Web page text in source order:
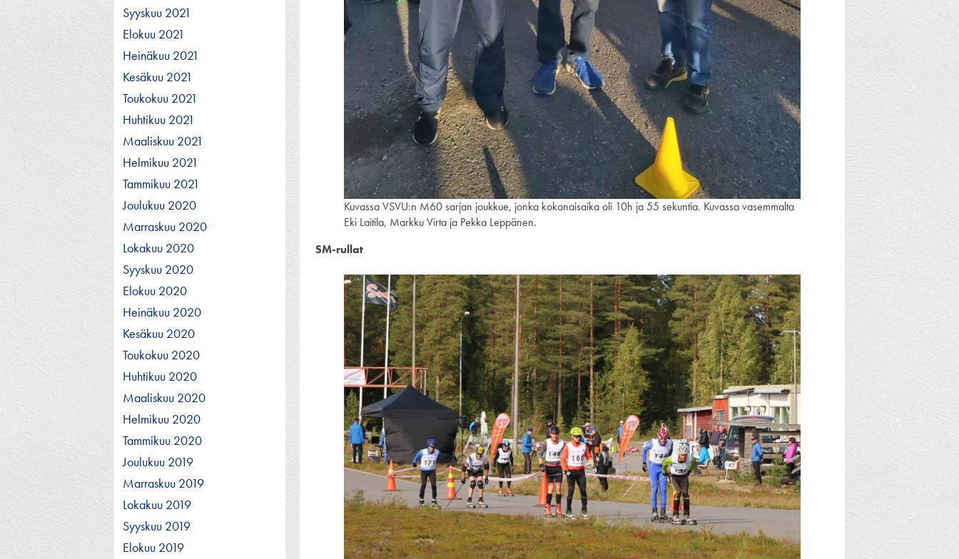
Syyskuu 2021
Elokuu 2021
Heinäkuu 2021
Kesäkuu 2021
Toukokuu 2021
Huhtikuu 2021
Maaliskuu 2021
Helmikuu 2021
Tammikuu 2021
Joulukuu 2020
Marraskuu 2020
Lokakuu 2020
Syyskuu 2020
Elokuu 2020
Heinäkuu 2020
Kesäkuu 2020
Toukokuu 2020
Huhtikuu 2020
Maaliskuu 2020
Helmikuu 2020
Tammikuu 2020
Joulukuu 2019
Marraskuu 2019
Lokakuu 2019
Syyskuu 2019
Elokuu 2019
Kuvassa VSVU:n M60 sarjan joukkue, jonka kokonaisaika oli 10h ja 55 sekuntia. Kuvassa vasemmalta
Eki Laitila, Markku Virta ja Pekka Leppänen.
SM-rullat